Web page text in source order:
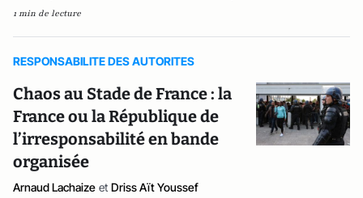
1 min de lecture
RESPONSABILITE DES AUTORITES
Chaos au Stade de France : la
France ou la République de
l’irresponsabilité en bande
organisée
Arnaud Lachaize et Driss Aït Youssef